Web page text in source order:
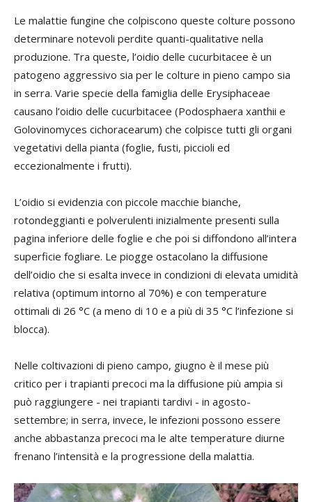
Le malattie fungine che colpiscono queste colture possono
determinare notevoli perdite quanti-qualitative nella
produzione. Tra queste, l’oidio delle cucurbitacee è un
patogeno aggressivo sia per le colture in pieno campo sia
in serra. Varie specie della famiglia delle Erysiphaceae
causano l’oidio delle cucurbitacee (Podosphaera xanthii e
Golovinomyces cichoracearum) che colpisce tutti gli organi
vegetativi della pianta (foglie, fusti, piccioli ed
eccezionalmente i frutti).
L’oidio si evidenzia con piccole macchie bianche,
rotondeggianti e polverulenti inizialmente presenti sulla
pagina inferiore delle foglie e che poi si diffondono all’intera
superficie fogliare. Le piogge ostacolano la diffusione
dell’oidio che si esalta invece in condizioni di elevata umidità
relativa (optimum intorno al 70%) e con temperature
ottimali di 26 °C (a meno di 10 e a più di 35 °C l’infezione si
blocca).
Nelle coltivazioni di pieno campo, giugno è il mese più
critico per i trapianti precoci ma la diffusione più ampia si
può raggiungere - nei trapianti tardivi - in agosto-
settembre; in serra, invece, le infezioni possono essere
anche abbastanza precoci ma le alte temperature diurne
frenano l’intensità e la progressione della malattia.